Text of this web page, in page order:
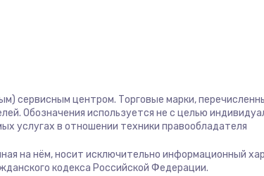
сервисным центром. Торговые марки,
Обозначения используется не с целью
услугах в отношении техники правообладателя
на нём, носит исключительно информационный
кодекса Российской Федерации.